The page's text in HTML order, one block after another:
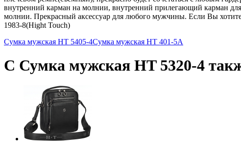
внутренний карман на молнии, внутренний прилегающий карман
молнии. Прекрасный аксессуар для любого мужчины. Если Вы
1983-8(Hight Touch)
Сумка мужская HT 5405-4Сумка мужская HT 401-5A
С Сумка мужская HT 5320-4